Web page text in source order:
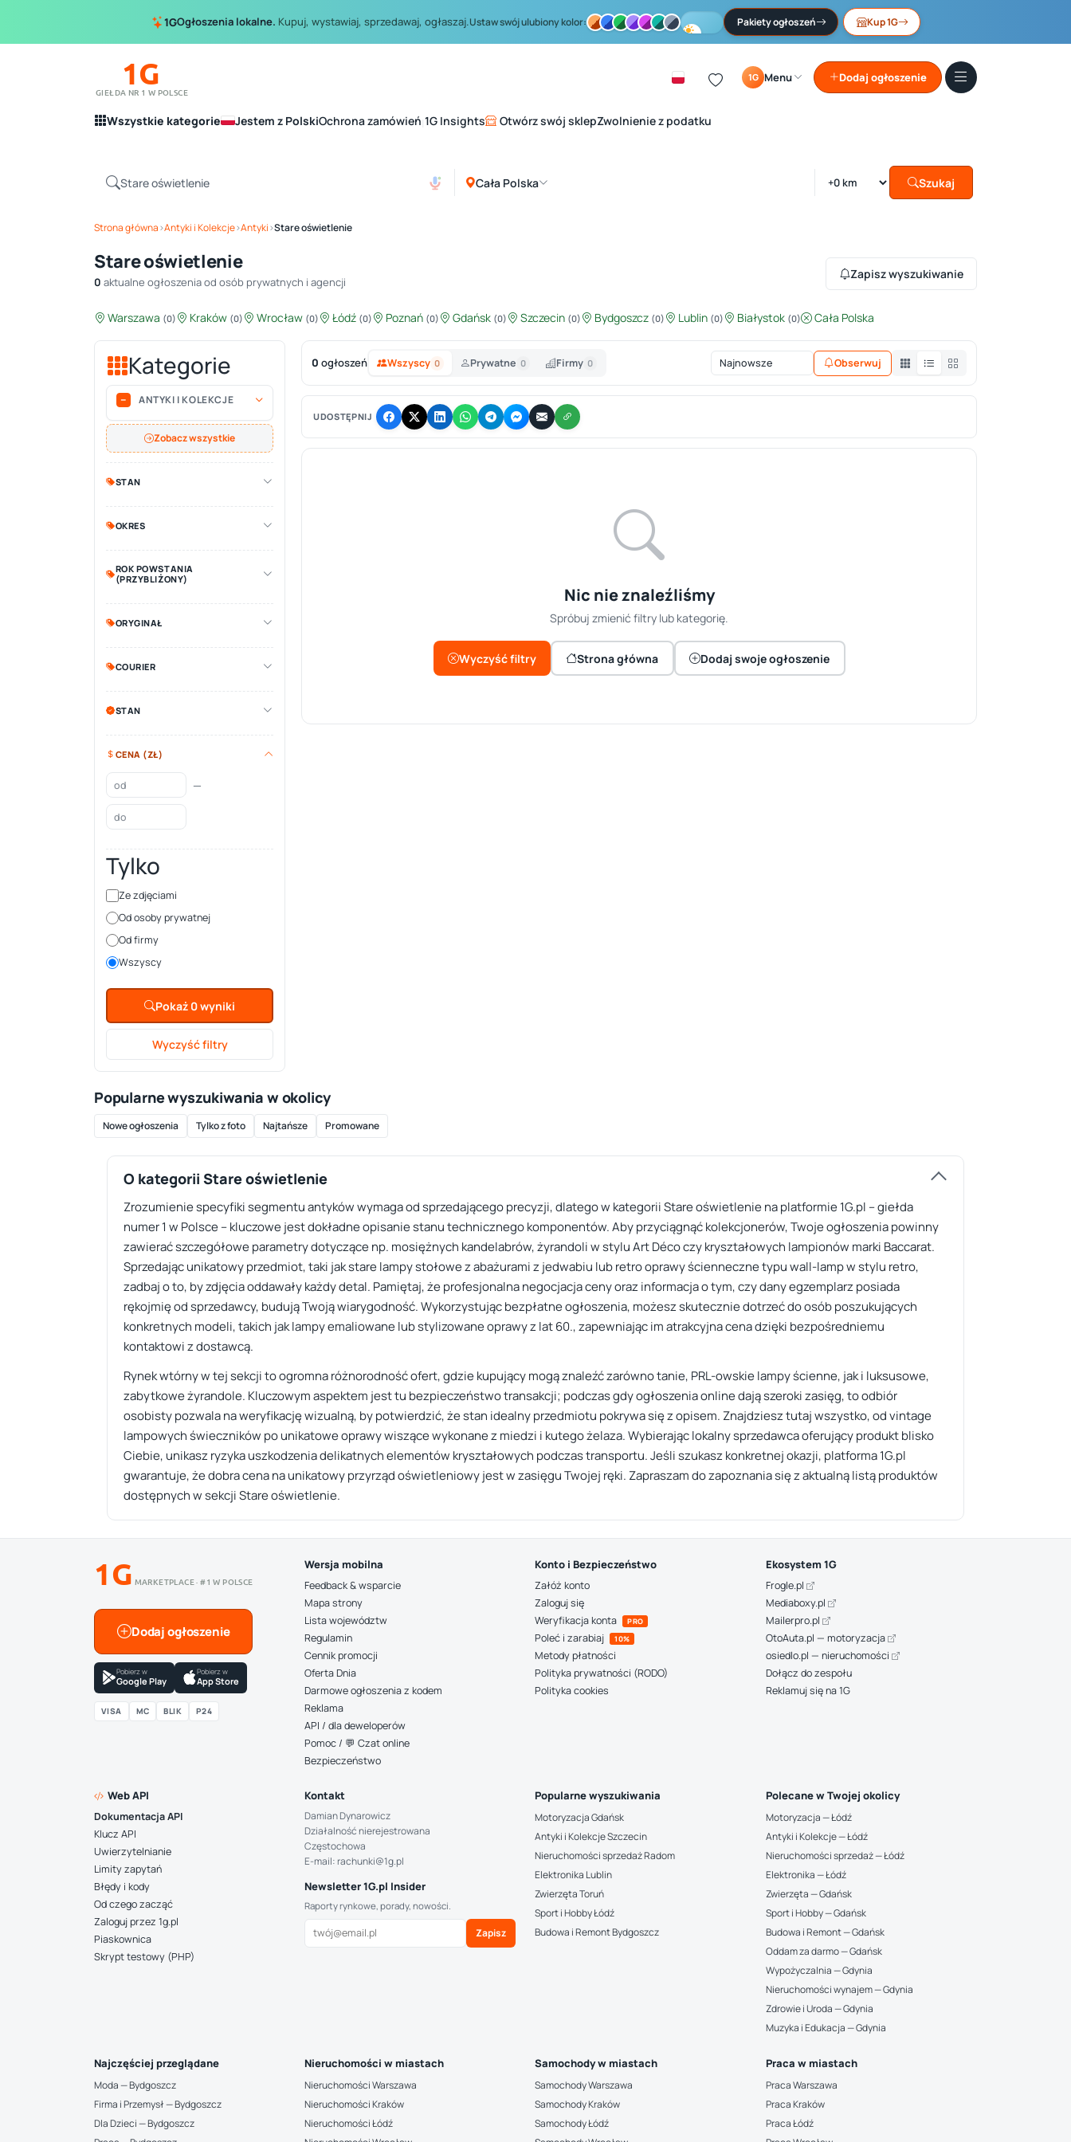
1GOgłoszenia lokalne. Kupuj, wystawiaj, sprzedawaj, ogłaszaj.Ustaw swój ulubiony kolor: Pakiety ogłoszeń Kup 1G
1G
GIEŁDA NR 1 W POLSCE
1G Menu Dodaj ogłoszenie
Wszystkie kategorie Jestem z PolskiOchrona zamówień 1G Insights Otwórz swój sklepZwolnienie z podatku
Cała Polska Szukaj
Strona główna›Antyki i Kolekcje›Antyki›Stare oświetlenie
Stare oświetlenie
0 aktualne ogłoszenia od osób prywatnych i agencji
Zapisz wyszukiwanie
Warszawa (0) Kraków (0) Wrocław (0) Łódź (0) Poznań (0) Gdańsk (0) Szczecin (0) Bydgoszcz (0) Lublin (0) Białystok (0) Cała Polska
Kategorie
ANTYKI I KOLEKCJE
Zobacz wszystkie
STAN
OKRES
ROK POWSTANIA
(PRZYBLIŻONY)
ORYGINAŁ
COURIER
STAN
CENA (ZŁ)
—
Tylko
Ze zdjęciami
Od osoby prywatnej
Od firmy
Wszyscy
Pokaż 0 wyniki
Wyczyść filtry
0 ogłoszeń Wszyscy 0 Prywatne 0 Firmy 0 Obserwuj
UDOSTĘPNIJ
Nic nie znaleźliśmy
Spróbuj zmienić filtry lub kategorię.
Wyczyść filtry Strona główna Dodaj swoje ogłoszenie
Popularne wyszukiwania w okolicy
Nowe ogłoszenia Tylko z foto Najtańsze Promowane
O kategorii Stare oświetlenie
Zrozumienie specyfiki segmentu antyków wymaga od sprzedającego precyzji, dlatego w kategorii Stare oświetlenie na platformie 1G.pl – giełda
numer 1 w Polsce – kluczowe jest dokładne opisanie stanu technicznego komponentów. Aby przyciągnąć kolekcjonerów, Twoje ogłoszenia powinny
zawierać szczegółowe parametry dotyczące np. mosiężnych kandelabrów, żyrandoli w stylu Art Déco czy kryształowych lampionów marki Baccarat.
Sprzedając unikatowy przedmiot, taki jak stare lampy stołowe z abażurami z jedwabiu lub retro oprawy ścienneczne typu wall-lamp w stylu retro,
zadbaj o to, by zdjęcia oddawały każdy detal. Pamiętaj, że profesjonalna negocjacja ceny oraz informacja o tym, czy dany egzemplarz posiada
rękojmię od sprzedawcy, budują Twoją wiarygodność. Wykorzystując bezpłatne ogłoszenia, możesz skutecznie dotrzeć do osób poszukujących
konkretnych modeli, takich jak lampy emaliowane lub stylizowane oprawy z lat 60., zapewniając im atrakcyjna cena dzięki bezpośredniemu
kontaktowi z dostawcą.
Rynek wtórny w tej sekcji to ogromna różnorodność ofert, gdzie kupujący mogą znaleźć zarówno tanie, PRL-owskie lampy ścienne, jak i luksusowe,
zabytkowe żyrandole. Kluczowym aspektem jest tu bezpieczeństwo transakcji; podczas gdy ogłoszenia online dają szeroki zasięg, to odbiór
osobisty pozwala na weryfikację wizualną, by potwierdzić, że stan idealny przedmiotu pokrywa się z opisem. Znajdziesz tutaj wszystko, od vintage
lampowych świeczników po unikatowe oprawy wiszące wykonane z miedzi i kutego żelaza. Wybierając lokalny sprzedawca oferujący produkt blisko
Ciebie, unikasz ryzyka uszkodzenia delikatnych elementów kryształowych podczas transportu. Jeśli szukasz konkretnej okazji, platforma 1G.pl
gwarantuje, że dobra cena na unikatowy przyrząd oświetleniowy jest w zasięgu Twojej ręki. Zapraszam do zapoznania się z aktualną listą produktów
dostępnych w sekcji Stare oświetlenie.
1G MARKETPLACE · #1 W POLSCE
Dodaj ogłoszenie
Pobierz w
Google Play
Pobierz w
App Store
VISA MC BLIK P24
Wersja mobilna
Feedback & wsparcie
Mapa strony
Lista województw
Regulamin
Cennik promocji
Oferta Dnia
Darmowe ogłoszenia z kodem
Reklama
API / dla deweloperów
Pomoc / 💬 Czat online
Bezpieczeństwo
Konto i Bezpieczeństwo
Załóż konto
Zaloguj się
Weryfikacja konta
PRO
Poleć i zarabiaj 10%
Metody płatności
Polityka prywatności (RODO)
Polityka cookies
Ekosystem 1G
Frogle.pl
Mediaboxy.pl
Mailerpro.pl
OtoAuta.pl — motoryzacja
osiedlo.pl — nieruchomości
Dołącz do zespołu
Reklamuj się na 1G
Web API
Dokumentacja API
Klucz API
Uwierzytelnianie
Limity zapytań
Błędy i kody
Od czego zacząć
Zaloguj przez 1g.pl
Piaskownica
Skrypt testowy (PHP)
Kontakt
Damian Dynarowicz
Działalność nierejestrowana
Częstochowa
E-mail: rachunki@1g.pl
Newsletter 1G.pl Insider
Raporty rynkowe, porady, nowości.
Zapisz
Popularne wyszukiwania
Motoryzacja Gdańsk
Antyki i Kolekcje Szczecin
Nieruchomości sprzedaż Radom
Elektronika Lublin
Zwierzęta Toruń
Sport i Hobby Łódź
Budowa i Remont Bydgoszcz
Polecane w Twojej okolicy
Motoryzacja — Łódź
Antyki i Kolekcje — Łódź
Nieruchomości sprzedaż — Łódź
Elektronika — Łódź
Zwierzęta — Gdańsk
Sport i Hobby — Gdańsk
Budowa i Remont — Gdańsk
Oddam za darmo — Gdańsk
Wypożyczalnia — Gdynia
Nieruchomości wynajem — Gdynia
Zdrowie i Uroda — Gdynia
Muzyka i Edukacja — Gdynia
Najczęściej przeglądane
Moda — Bydgoszcz
Firma i Przemysł — Bydgoszcz
Dla Dzieci — Bydgoszcz
Nieruchomości w miastach
Nieruchomości Warszawa
Nieruchomości Kraków
Nieruchomości Łódź
Samochody w miastach
Samochody Warszawa
Samochody Kraków
Samochody Łódź
Praca w miastach
Praca Warszawa
Praca Kraków
Praca Łódź